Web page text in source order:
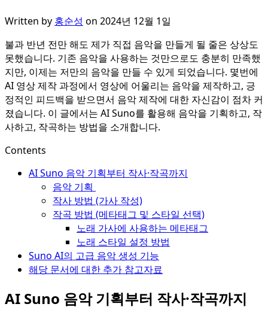
Written by 홍순성 on 2024년 12월 1일
불과 반년 전만 해도 제가 직접 음악을 만들게 될 줄은 상상도
못했습니다. 기존 음악을 사용하는 것만으로도 충분히 만족했
지만, 이제는 저만의 음악을 만들 수 있게 되었습니다. 몇번에
AI 영상 제작 과정에서 영상에 어울리는 음악을 제작하고, 긍
정적인 피드백을 받으면서 음악 제작에 대한 자신감이 점차 커
졌습니다. 이 글에서는 AI Suno를 활용해 음악을 기획하고, 작
사하고, 작곡하는 방법을 소개합니다.
Contents
AI Suno 음악 기획부터 작사·작곡까지
음악 기획
작사 방법 (가사 작성)
작곡 방법 (메타태그 및 스타일 선택)
노래 가사에 사용하는 메타태그
노래 스타일 설정 방법
Suno AI의 고급 음악 생성 기능
해당 문서에 대한 추가 참고자료
AI Suno 음악 기획부터 작사·작곡까지